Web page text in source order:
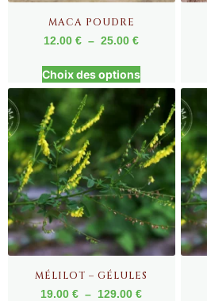
MACA POUDRE
12.00€ – 25.00€
Choix des options
MÉLILOT – GÉLULES
19.00€ – 129.00€